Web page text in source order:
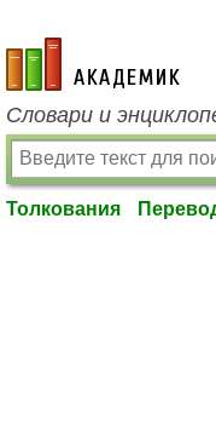
academic.ru
Словари и
Толкования